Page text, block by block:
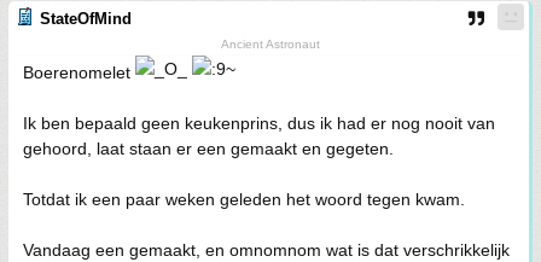
StateOfMind
Ancient Astronaut
Boerenomelet
Ik ben bepaald geen keukenprins, dus ik had er nog nooit van
gehoord, laat staan er een gemaakt en gegeten.
Totdat ik een paar weken geleden het woord tegen kwam.
Vandaag een gemaakt, en omnomnom wat is dat verschrikkelijk